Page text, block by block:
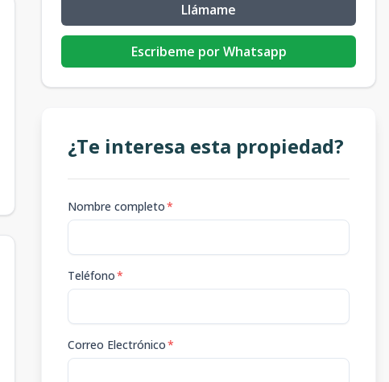
Llámame
Escribeme por Whatsapp
¿Te interesa esta propiedad?
Nombre completo*
Teléfono*
Correo Electrónico*